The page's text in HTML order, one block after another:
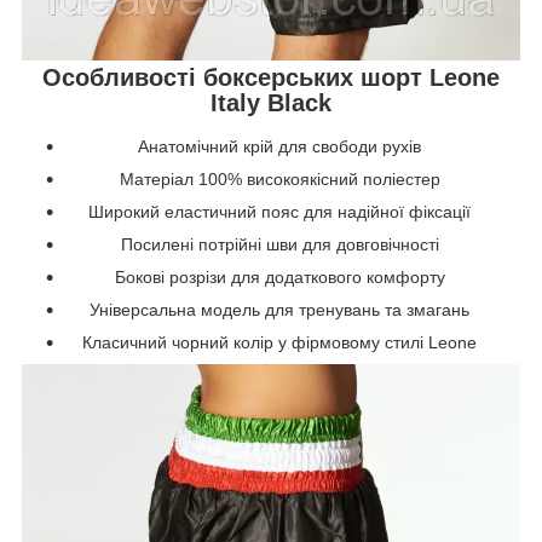
Особливості боксерських шорт Leone
Italy Black
Анатомічний крій для свободи рухів
Матеріал 100% високоякісний поліестер
Широкий еластичний пояс для надійної фіксації
Посилені потрійні шви для довговічності
Бокові розрізи для додаткового комфорту
Універсальна модель для тренувань та змагань
Класичний чорний колір у фірмовому стилі Leone